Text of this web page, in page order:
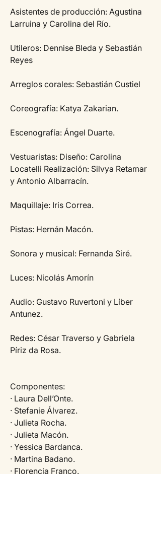
Asistentes de producción: Agustina
Larruina y Carolina del Río.
Utileros: Dennise Bleda y Sebastián
Reyes
Arreglos corales: Sebastián Custiel
Coreografía: Katya Zakarian.
Escenografía: Ángel Duarte.
Vestuaristas: Diseño: Carolina
Locatelli Realización: Silvya Retamar
y Antonio Albarracín.
Maquillaje: Iris Correa.
Pistas: Hernán Macón.
Sonora y musical: Fernanda Siré.
Luces: Nicolás Amorín
Audio: Gustavo Ruvertoni y Líber
Antunez.
Redes: César Traverso y Gabriela
Píriz da Rosa.
Componentes:
· Laura Dell’Onte.
· Stefanie Álvarez.
· Julieta Rocha.
· Julieta Macón.
· Yessica Bardanca.
· Martina Badano.
· Florencia Franco.